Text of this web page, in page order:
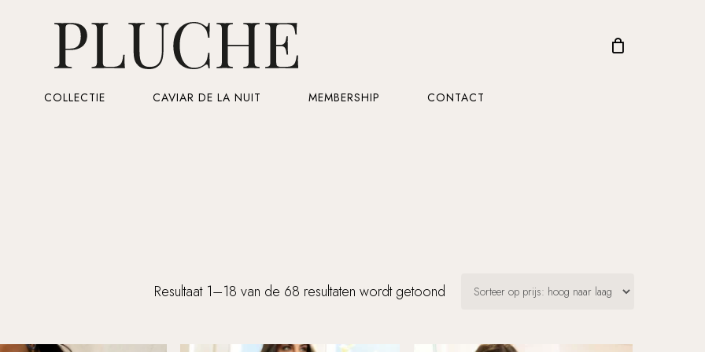
COLLECTIE CAVIAR DE LA NUIT MEMBERSHIP CONTACT
Cart
Resultaat 1–18 van de 68 resultaten wordt getoond Gesorteerd